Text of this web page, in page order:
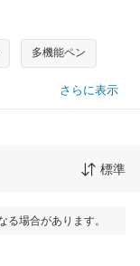
多機能ペン
さらに表示
標準
場合があります。